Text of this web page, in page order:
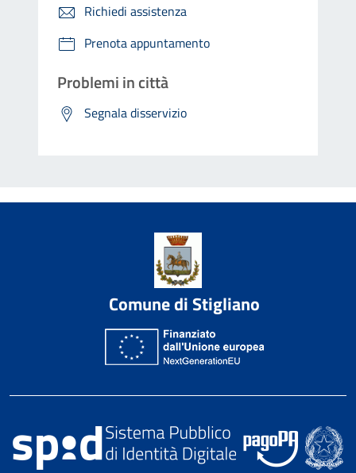
Richiedi assistenza
Prenota appuntamento
Problemi in città
Segnala disservizio
Comune di Stigliano